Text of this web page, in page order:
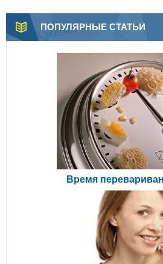
ПОПУЛЯРНЫЕ СТАТЬИ
Время